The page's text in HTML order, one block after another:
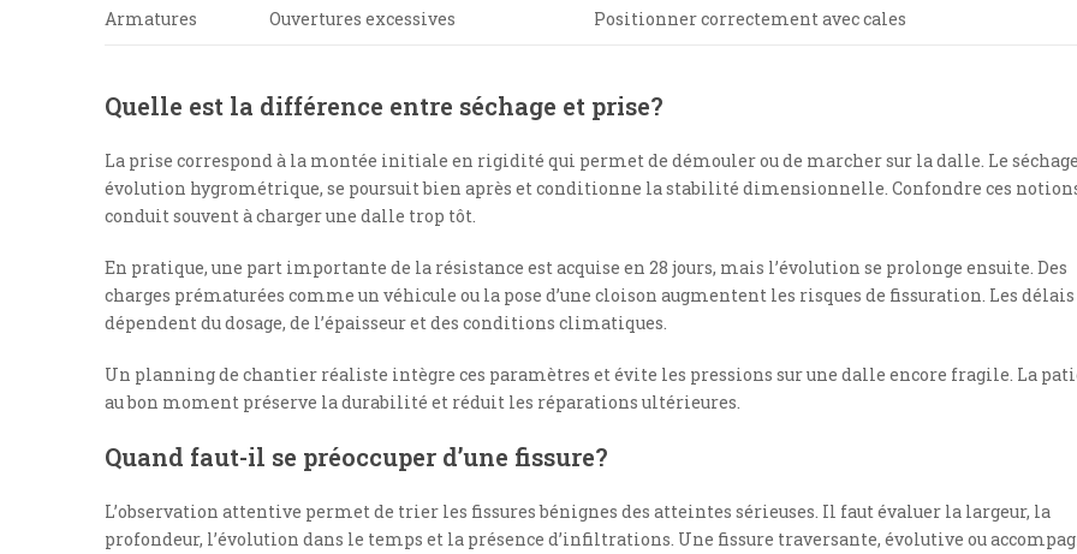
Armatures Ouvertures excessives Positionner correctement avec cales
Quelle est la différence entre séchage et prise?
La prise correspond à la montée initiale en rigidité qui permet de démouler ou de marcher sur la dalle. Le
évolution hygrométrique, se poursuit bien après et conditionne la stabilité dimensionnelle. Confondre ces
conduit souvent à charger une dalle trop tôt.
En pratique, une part importante de la résistance est acquise en 28 jours, mais l’évolution se prolonge ensuite. Des
charges prématurées comme un véhicule ou la pose d’une cloison augmentent les risques de fissuration. Les délais
dépendent du dosage, de l’épaisseur et des conditions climatiques.
Un planning de chantier réaliste intègre ces paramètres et évite les pressions sur une dalle encore fragile. La
au bon moment préserve la durabilité et réduit les réparations ultérieures.
Quand faut-il se préoccuper d’une fissure?
L’observation attentive permet de trier les fissures bénignes des atteintes sérieuses. Il faut évaluer la largeur, la
profondeur, l’évolution dans le temps et la présence d’infiltrations. Une fissure traversante, évolutive ou